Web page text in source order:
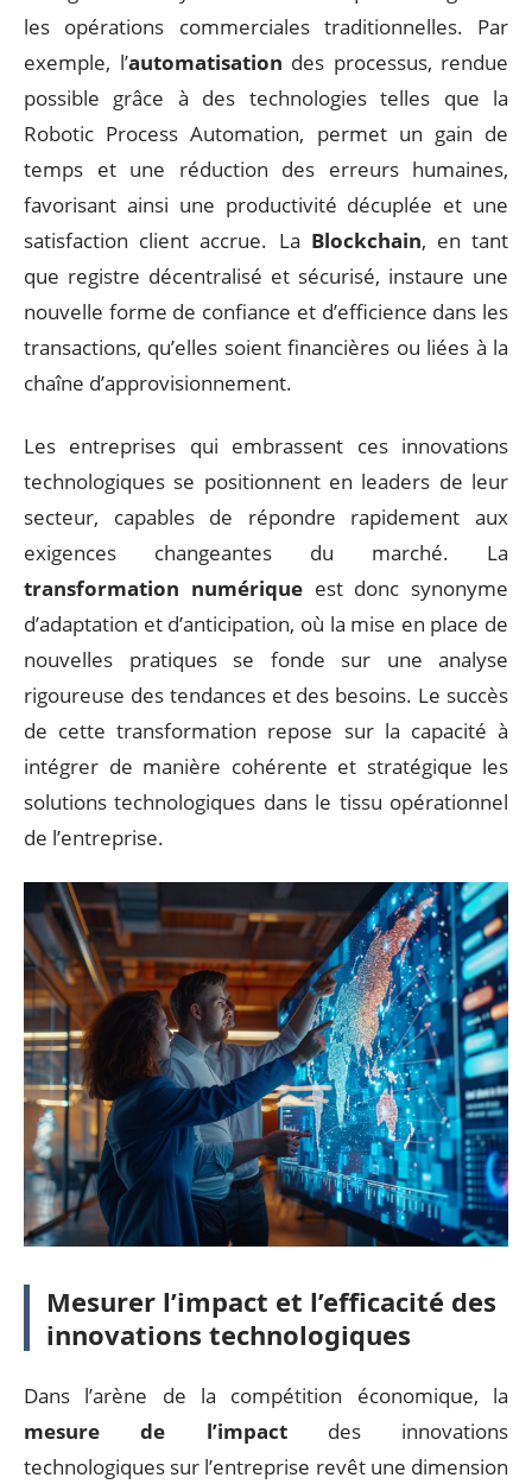
les opérations commerciales traditionnelles. Par
exemple, l’automatisation des processus, rendue
possible grâce à des technologies telles que la
Robotic Process Automation, permet un gain de
temps et une réduction des erreurs humaines,
favorisant ainsi une productivité décuplée et une
satisfaction client accrue. La Blockchain, en tant
que registre décentralisé et sécurisé, instaure une
nouvelle forme de confiance et d’efficience dans les
transactions, qu’elles soient financières ou liées à la
chaîne d’approvisionnement.
Les entreprises qui embrassent ces innovations
technologiques se positionnent en leaders de leur
secteur, capables de répondre rapidement aux
exigences changeantes du marché. La
transformation numériqueest donc synonyme
d’adaptation et d’anticipation, où la mise en place de
nouvelles pratiques se fonde sur une analyse
rigoureuse des tendances et des besoins. Le succès
de cette transformation repose sur la capacité à
intégrer de manière cohérente et stratégique les
solutions technologiques dans le tissu opérationnel
de l’entreprise.
Mesurer l’impact et l’efficacité des
innovations technologiques
Dans l’arène de la compétition économique, la
mesure de l’impactdes innovations
technologiques sur l’entreprise revêt une dimension